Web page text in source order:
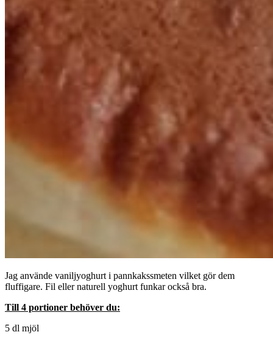
Jag använde vaniljyoghurt i pannkakssmeten vilket gör dem
fluffigare. Fil eller naturell yoghurt funkar också bra.
Till 4 portioner behöver du:
5 dl mjöl